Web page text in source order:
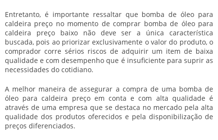
Entretanto, é importante ressaltar que bomba de óleo para
caldeira preço no momento de comprar bomba de óleo para
caldeira preçobaixo não deve ser a única característica
buscada, pois ao priorizar exclusivamente o valor do produto, o
comprador corre sérios riscos de adquirir um item de baixa
qualidade e com desempenho que é insuficiente para suprir as
necessidades do cotidiano.
A melhor maneira de assegurar a compra de uma bomba de
óleo para caldeira preçoem conta e com alta qualidade é
através de uma empresa que se destaca no mercado pela alta
qualidade dos produtos oferecidos e pela disponibilização de
preços diferenciados.